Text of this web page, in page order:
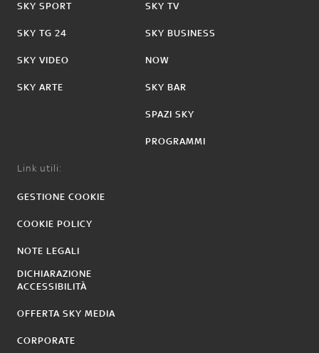
SKY SPORT
SKY TG 24
SKY VIDEO
SKY ARTE
SKY TV
SKY BUSINESS
NOW
SKY BAR
SPAZI SKY
PROGRAMMI
Link utili:
GESTIONE COOKIE
COOKIE POLICY
NOTE LEGALI
DICHIARAZIONE
ACCESSIBILITÀ
OFFERTA SKY MEDIA
CORPORATE